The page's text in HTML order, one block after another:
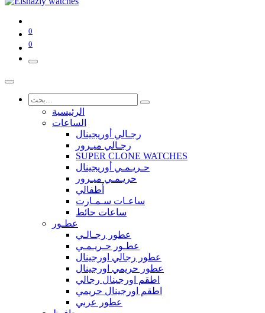
0
0
الرئيسية
الساعات
رجـالي أوريجينال
رجـالي ميـرور
SUPER CLONE WATCHES
حـريـمـي أوريجينال
حريـمـي ميـرور
أطفالي
ساعـات سـمـارت
ساعات حائط
عطـور
عطور رجـالـي
عطـور حـريـمـي
عطور رجالي اورجينال
عطور حريمي اورجينال
اطقم اورجينال رجالي
اطقم اورجينال حريمي
عطور عربي